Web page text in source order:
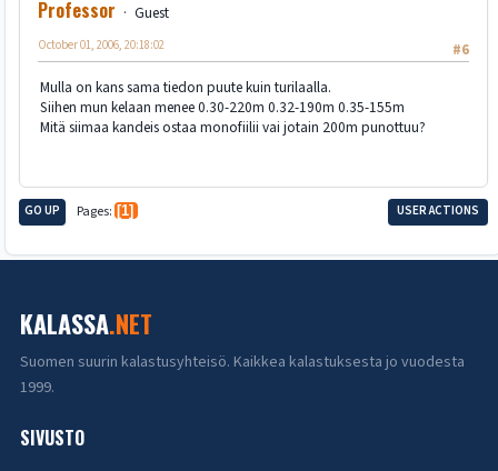
Professor
Guest
#6
October 01, 2006, 20:18:02
Mulla on kans sama tiedon puute kuin turilaalla.
Siihen mun kelaan menee 0.30-220m 0.32-190m 0.35-155m
Mitä siimaa kandeis ostaa monofiilii vai jotain 200m punottuu?
GO UP Pages 1 USER ACTIONS
KALASSA.NET
Suomen suurin kalastusyhteisö. Kaikkea kalastuksesta jo vuodesta
1999.
SIVUSTO